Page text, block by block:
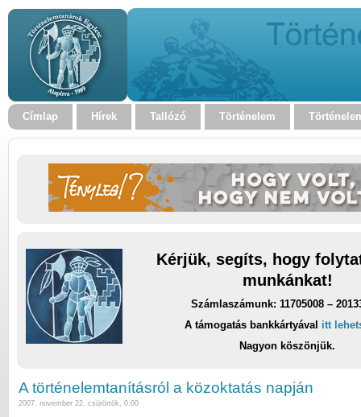
Címlap Hírek Tallózó Történelem
Kérjük, segíts, hogy
munkánkat!
Számlaszámunk: 11705008 –
A támogatás bankkártyával itt
Nagyon köszönjük.
A történelemtanításról a közoktatás napján
2007. november 22. csütörtök, 0:00